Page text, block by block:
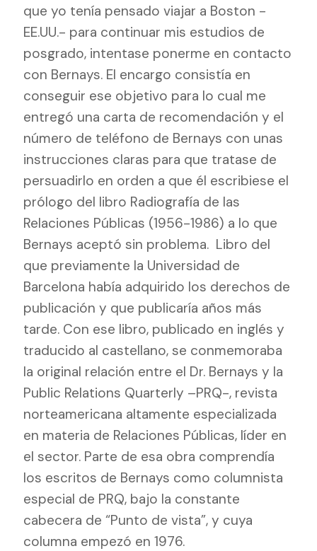
que yo tenía pensado viajar a Boston -
EE.UU.- para continuar mis estudios de
posgrado, intentase ponerme en contacto
con Bernays. El encargo consistía en
conseguir ese objetivo para lo cual me
entregó una carta de recomendación y el
número de teléfono de Bernays con unas
instrucciones claras para que tratase de
persuadirlo en orden a que él escribiese el
prólogo del libro Radiografía de las
Relaciones Públicas (1956-1986) a lo que
Bernays aceptó sin problema. Libro del
que previamente la Universidad de
Barcelona había adquirido los derechos de
publicación y que publicaría años más
tarde. Con ese libro, publicado en inglés y
traducido al castellano, se conmemoraba
la original relación entre el Dr. Bernays y la
Public Relations Quarterly –PRQ-, revista
norteamericana altamente especializada
en materia de Relaciones Públicas, líder en
el sector. Parte de esa obra comprendía
los escritos de Bernays como columnista
especial de PRQ, bajo la constante
cabecera de “Punto de vista”, y cuya
columna empezó en 1976.